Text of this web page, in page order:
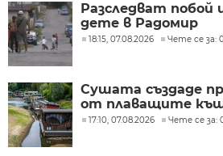
Разследват побой
дете в Радомир
18:15, 07.08.2026 Чете се за:
Сушата създаде
от плаващите
17:10, 07.08.2026 Чете се за: